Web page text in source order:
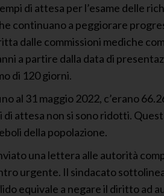
di attesa per l’esame delle
continuano a peggiorare
dalle commissioni mediche
a partire dalla data di
di 120 giorni.
al 31 maggio 2022, c’erano
attesa non si sono ridotti.
della popolazione.
una lettera alle autorità
urgente. Il sindacato
equivale a negare il diritto ad